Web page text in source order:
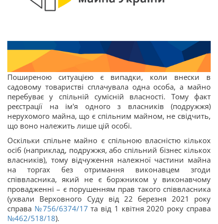
Поширеною ситуацією є випадки, коли внески в
садовому товаристві сплачувала одна особа, а майно
перебуває у спільній сумісній власності. Тому факт
реєстрації на ім'я одного з власників (подружжя)
нерухомого майна, що є спільним майном, не свідчить,
що воно належить лише цій особі.
Оскільки спільне майно є спільною власністю кількох
осіб (наприклад, подружжя, або спільний бізнес кількох
власників), тому відчуження належної частини майна
на торгах без отримання виконавцем згоди
співвласника, який не є боржником у виконавчому
провадженні – є порушенням прав такого співвласника
(ухвали Верховного Суду від 22 березня 2021 року
справа №756/6374/17 та від 1 квітня 2020 року справа
№462/518/18).